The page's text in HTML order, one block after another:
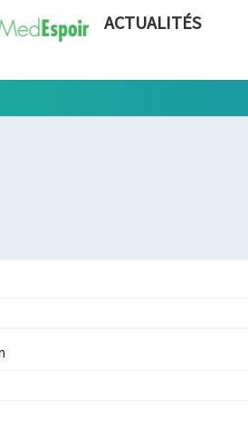
ACTUALITÉS